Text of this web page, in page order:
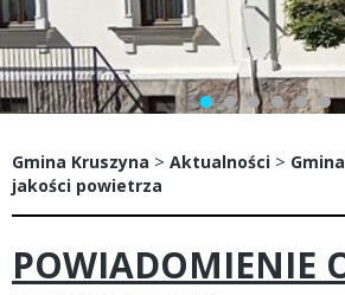
Gmina Kruszyna > Aktualności > Gmina
jakości powietrza
POWIADOMIENIE